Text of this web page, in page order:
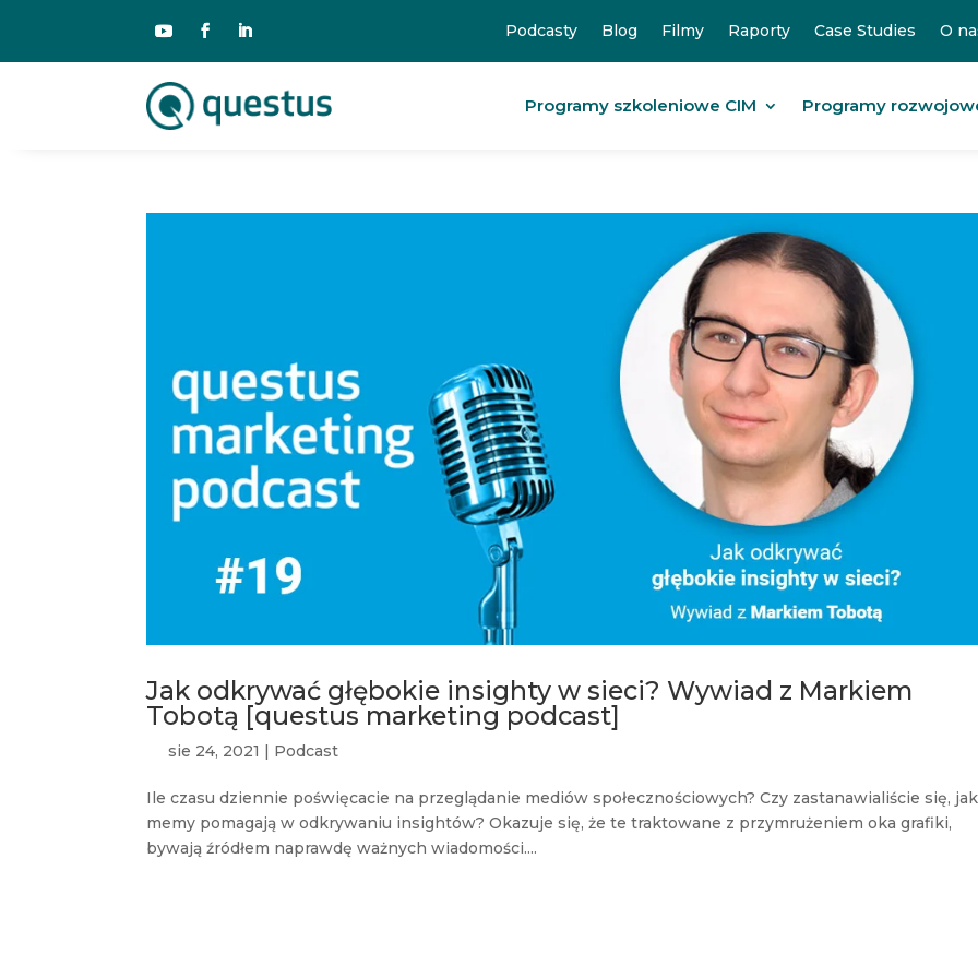
Podcasty Blog Filmy Raporty Case Studies O
Programy szkoleniowe CIM Programy
Jak odkrywać głębokie insighty w sieci? Wywiad z Markiem
Tobotą [questus marketing podcast]
sie 24, 2021 | Podcast
Ile czasu dziennie poświęcacie na przeglądanie mediów społecznościowych? Czy zastanawialiście się, jak
memy pomagają w odkrywaniu insightów? Okazuje się, że te traktowane z przymrużeniem oka grafiki,
bywają źródłem naprawdę ważnych wiadomości....